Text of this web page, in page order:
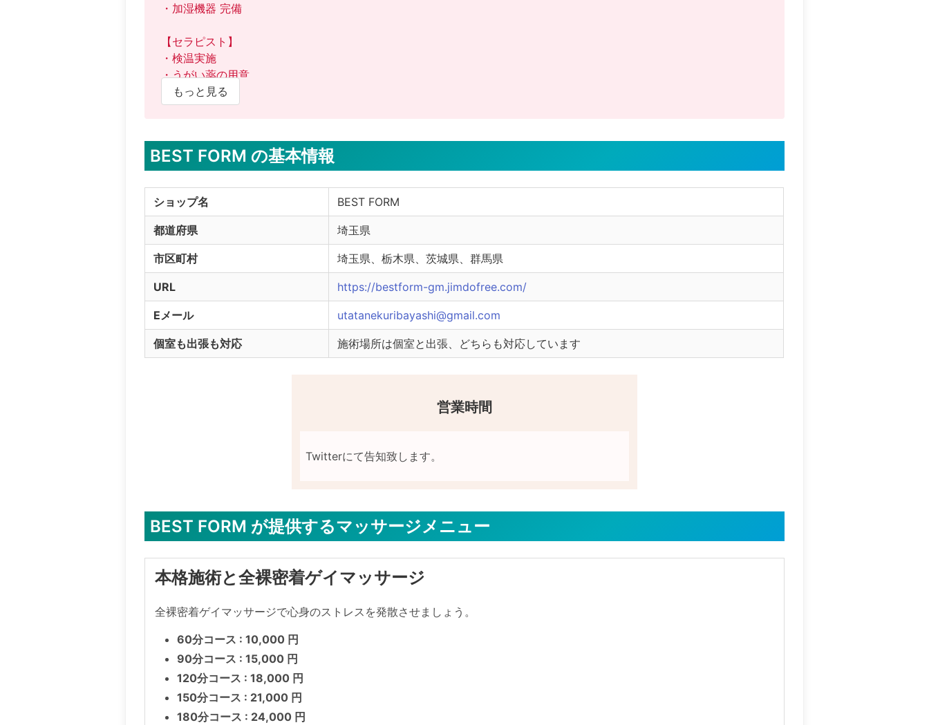
・加湿機器 完備
【セラピスト】
・検温実施
・うがい薬の用意
【お客様】
・うがい薬の用意
※感染症対策の実施状況詳細やご不明点については、セラピストへ直接ご確認ください。
もっと見る
BEST FORM の基本情報
ショップ名 BEST FORM
都道府県 埼玉県
市区町村 埼玉県、栃木県、茨城県、群馬県
URL https://bestform-gm.jimdofree.com/
Eメール utatanekuribayashi@gmail.com
個室も出張も対応 施術場所は個室と出張、どちらも対応しています
営業時間
BEST FORM が提供するマッサージメニュー
本格施術と全裸密着ゲイマッサージ
全裸密着ゲイマッサージで心身のストレスを発散させましょう。
60分コース : 10,000 円
90分コース : 15,000 円
120分コース : 18,000 円
150分コース : 21,000 円
180分コース : 24,000 円